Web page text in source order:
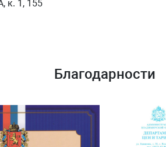
к. 1, 155
Благодарности